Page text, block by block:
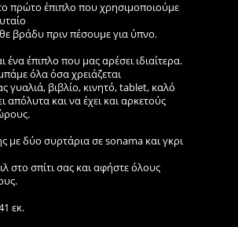
πρώτο έπιπλο που χρησιμοποιούμε
βράδυ πριν πέσουμε για ύπνο.
ένα έπιπλο που μας αρέσει ιδιαίτερα.
όλα όσα χρειάζεται
γυαλιά, βιβλίο, κινητό, tablet, καλό
απόλυτα και να έχει και αρκετούς
με δύο συρτάρια σε sonama και γκρι
στο σπίτι σας και αφήστε όλους
εκ.